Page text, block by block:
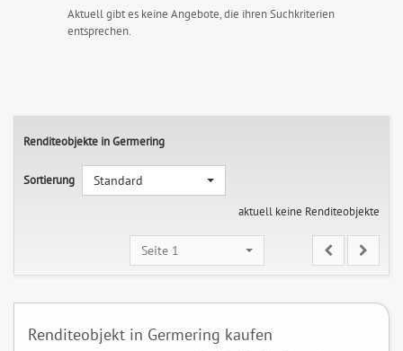
Aktuell gibt es keine Angebote, die ihren Suchkriterien
entsprechen.
Renditeobjekte in Germering
Sortierung
Standard
aktuell keine Renditeobjekte
Seite 1
Renditeobjekt in Germering kaufen